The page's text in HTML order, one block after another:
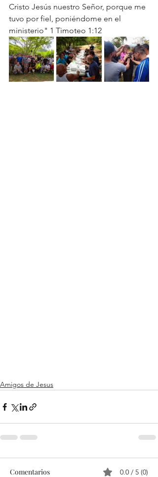
Cristo Jesús nuestro Señor, porque me
tuvo por fiel, poniéndome en el
ministerio" 1 Timoteo 1:12
Amigos de Jesus
Comentarios 0.0 / 5 (0)